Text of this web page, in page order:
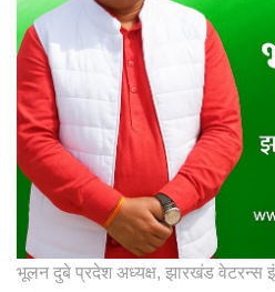
भूलन दुबे प्रदेश अध्यक्ष, झारखंड वेटरन्स